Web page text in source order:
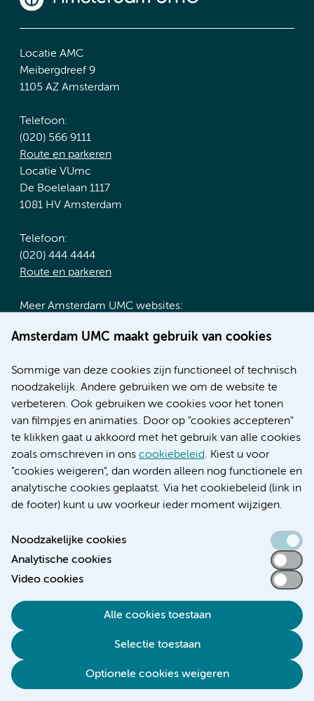
Amsterdam UMC maakt gebruik van cookies
Sommige van deze cookies zijn functioneel of technisch
noodzakelijk. Andere gebruiken we om de website te
verbeteren. Ook gebruiken we cookies voor het tonen
van filmpjes en animaties. Door op "cookies accepteren"
te klikken gaat u akkoord met het gebruik van alle cookies
zoals omschreven in ons cookiebeleid. Kiest u voor
"cookies weigeren", dan worden alleen nog functionele en
analytische cookies geplaatst. Via het cookiebeleid (link in
de footer) kunt u uw voorkeur ieder moment wijzigen.
Noodzakelijke cookies
Analytische cookies
Video cookies
Alle cookies toestaan
Selectie toestaan
Optionele cookies weigeren
Locatie AMC
Meibergdreef 9
1105 AZ Amsterdam
Telefoon:
(020) 566 9111
Route en parkeren
Locatie VUmc
De Boelelaan 1117
1081 HV Amsterdam
Telefoon:
(020) 444 4444
Route en parkeren
Meer Amsterdam UMC websites:
Werken bij Amsterdam UMC
Nieuws
Research
Educatie locatie AMC
Educatie locatie VUmc
Verwijzen & diagnostiek
Toegankelijkheidsverklaring
Cookieverklaring